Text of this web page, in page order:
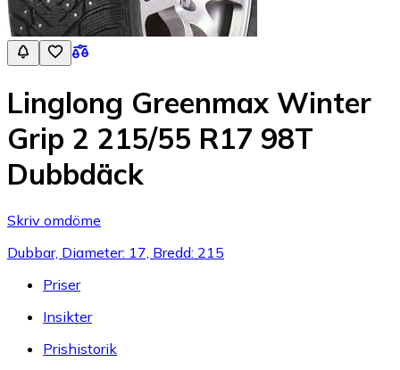
Linglong Greenmax Winter
Grip 2 215/55 R17 98T
Dubbdäck
Skriv omdöme
Dubbar, Diameter: 17, Bredd: 215
Priser
Insikter
Prishistorik